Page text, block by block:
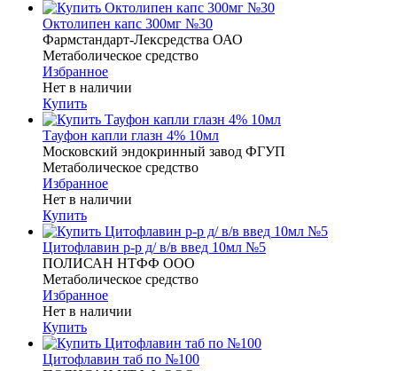
Октолипен капс 300мг №30
Фармстандарт-Лексредства ОАО
Метаболическое средство
Избранное
Нет в наличии
Купить
Тауфон капли глазн 4% 10мл
Московский эндокринный завод ФГУП
Метаболическое средство
Избранное
Нет в наличии
Купить
Цитофлавин р-р д/ в/в введ 10мл №5
ПОЛИСАН НТФФ ООО
Метаболическое средство
Избранное
Нет в наличии
Купить
Цитофлавин таб по №100